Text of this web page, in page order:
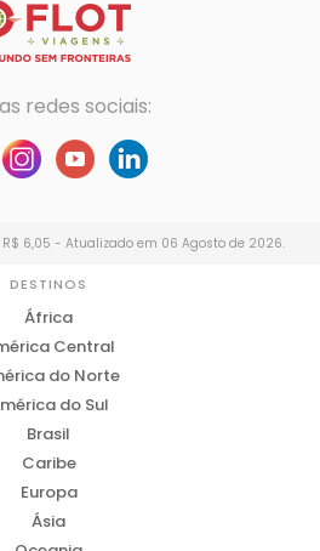
redes sociais:
R$ 6,05 - Atualizado em 06 Agosto de 2026.
DESTINOS
África
Central
do Norte
do Sul
Brasil
Caribe
Europa
Ásia